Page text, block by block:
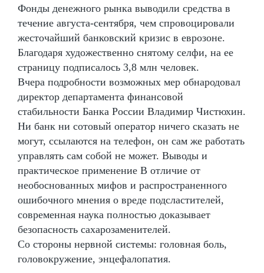
Фонды денежного рынка выводили средства в
течение августа-сентября, чем спровоцировали
жесточайший банковский кризис в еврозоне.
Благодаря художественно снятому селфи, на ее
страницу подписалось 3,8 млн человек.
Вчера подробности возможных мер обнародовал
директор департамента финансовой
стабильности Банка России Владимир Чистюхин.
Ни банк ни сотовый оператор ничего сказать не
могут, ссылаются на телефон, он сам же работать
управлять сам собой не может. Выводы и
практическое применение В отличие от
необоснованных мифов и распространенного
ошибочного мнения о вреде подсластителей,
современная наука полностью доказывает
безопасность сахарозаменителей.
Со стороны нервной системы: головная боль,
головокружение, энцефалопатия.